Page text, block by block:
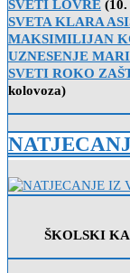
SVETI LOVRE
SVETA KLARA
MAKSIMILIJAN
UZNESENJE
SVETI ROKO
kolovoza)
ŠKOLSKI